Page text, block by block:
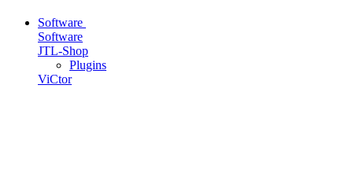
Software
Software
JTL-Shop
Plugins
ViCtor